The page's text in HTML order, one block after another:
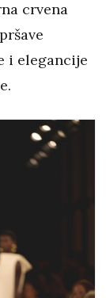
crvena
i elegancije